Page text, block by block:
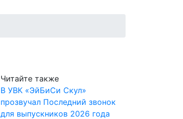
Читайте также
В УВК «ЭйБиСи Скул»
прозвучал Последний звонок
для выпускников 2026 года